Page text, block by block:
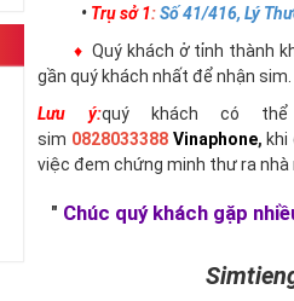
• Trụ sở 1: Số 41/416, Lý
♦ Quý khách ở tỉnh thành
gần quý khách nhất để nhận sim.
Lưu ý:quý khách có
sim 0828033388 Vinaphone,
việc đem chứng minh thư ra nhà
" Chúc quý khách gặp